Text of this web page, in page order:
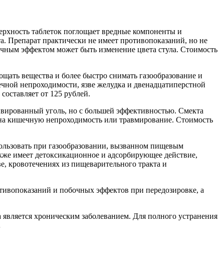
таблеток поглощает вредные компоненты и
Препарат практически не имеет противопоказаний, но не
эффектом может быть изменение цвета стула. Стоимость
вещества и более быстро снимать газообразование и
непроходимости, язве желудка и двенадцатиперстной
от 125 рублей.
уголь, но с большей эффективностью. Смекта
кишечную непроходимость или травмирование. Стоимость
при газообразовании, вызванном пищевым
имеет детоксикационное и адсорбирующее действие,
кровотечениях из пищеварительного тракта и
и побочных эффектов при передозировке, а
хроническим заболеванием. Для полного устранения